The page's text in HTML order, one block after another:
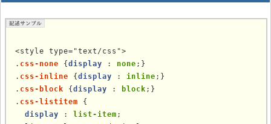
<style type="text/css">
. css-none {display : none ;}
. css-inline {display : inline ;}
. css-block {display : block ;}
. css-listitem {
display : list-item ;